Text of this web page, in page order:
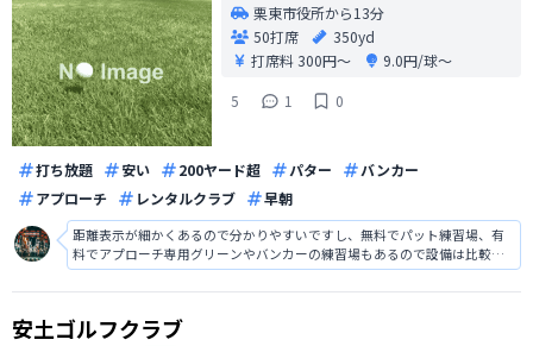
栗東市役所から13分
50打席
350yd
打席料300円〜
9.0円/球〜
5
1 0
打ち放題 安い 200ヤード超 パター
バンカー
アプローチ
レンタルクラブ 早朝
距離表示が細かくあるので分かりやすいですし、無料でパット練習場、有
料でアプローチ専用グリーンやバンカーの練習場もあるので設備は比較的
整っていると思います。打席も綺麗ですし、自然豊で静かなので集中して
小技の練習をするには最適な環境だと思います。
安土ゴルフクラブ